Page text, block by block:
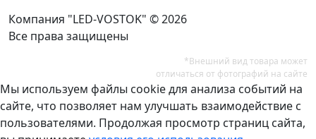
Компания "LED-VOSTOK" © 2026
Все права защищены
*Внешний вид товара может
отличаться от фотографий на сайте
Мы используем файлы cookie для анализа событий на
сайте, что позволяет нам улучшать взаимодействие с
пользователями. Продолжая просмотр страниц сайта,